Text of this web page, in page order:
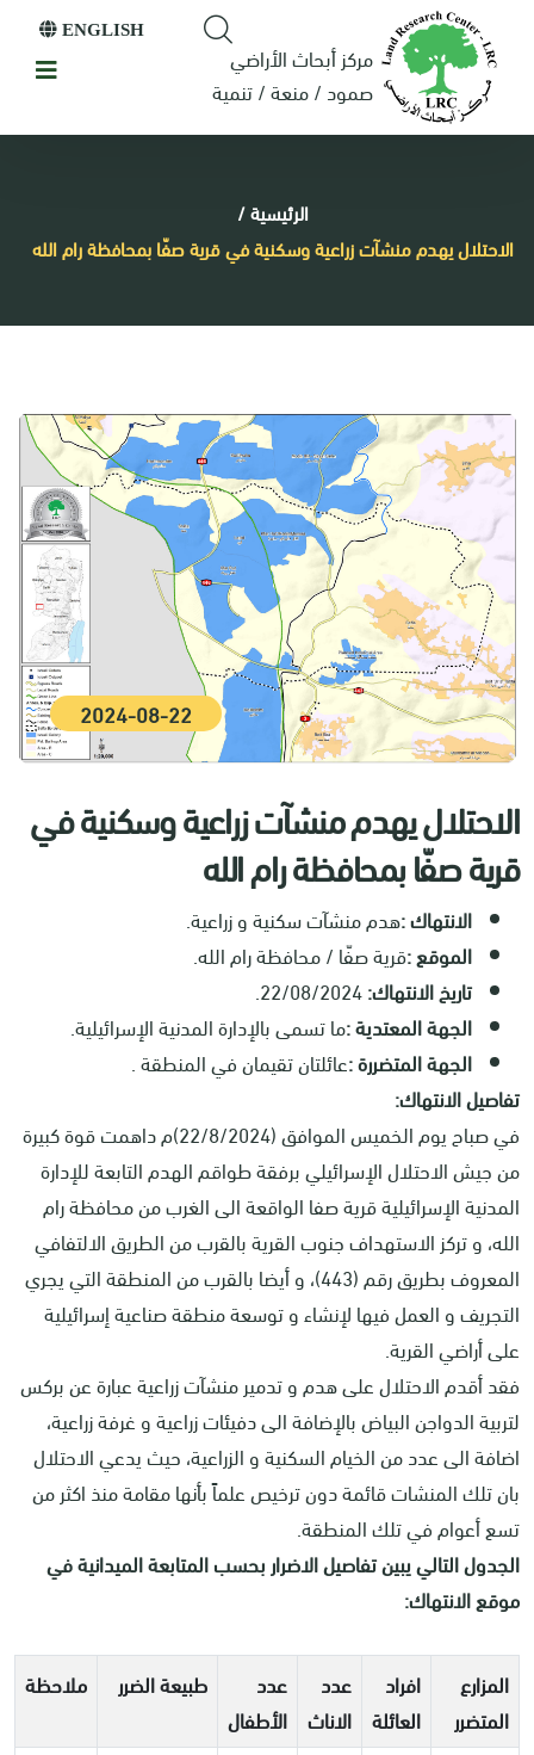
مركز أبحاث الأراضي
صمود / منعة / تنمية
ENGLISH
الرئيسية/
الاحتلال يهدم منشآت زراعية وسكنية في قرية صفّا بمحافظة رام الله
2024-08-22
الاحتلال يهدم منشآت زراعية وسكنية في
قرية صفّا بمحافظة رام الله
الانتهاك:هدم منشآت سكنية و زراعية.
الموقع:قرية صفّا / محافظة رام الله.
تاريخ الانتهاك:22/08/2024.
الجهة المعتدية:ما تسمى بالإدارة المدنية الإسرائيلية.
الجهة المتضررة:عائلتان تقيمان في المنطقة.
تفاصيل الانتهاك:
في صباح يوم الخميس الموافق (22/8/2024)م داهمت قوة كبيرة
من جيش الاحتلال الإسرائيلي برفقة طواقم الهدم التابعة للإدارة
المدنية الإسرائيلية قرية صفا الواقعة الى الغرب من محافظة رام
الله، و تركز الاستهداف جنوب القرية بالقرب من الطريق الالتفافي
المعروف بطريق رقم (443)، و أيضا بالقرب من المنطقة التي يجري
التجريف و العمل فيها لإنشاء و توسعة منطقة صناعية إسرائيلية
على أراضي القرية.
فقد أقدم الاحتلال على هدم و تدمير منشآت زراعية عبارة عن بركس
لتربية الدواجن البياض بالإضافة الى دفيئات زراعية و غرفة زراعية،
اضافة الى عدد من الخيام السكنية و الزراعية، حيث يدعي الاحتلال
بان تلك المنشات قائمة دون ترخيص علماً بأنها مقامة منذ اكثر من
تسع أعوام في تلك المنطقة.
الجدول التالي يبين تفاصيل الاضرار بحسب المتابعة الميدانية في
موقع الانتهاك:
المزارع
المتضرر
افراد
العائلة
عدد
الاناث
عدد
الأطفال
طبيعة الضرر ملاحظة